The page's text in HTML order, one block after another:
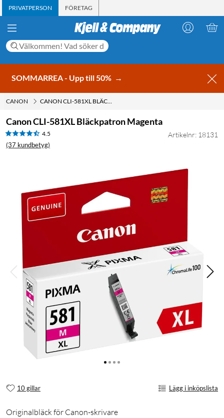
PRIVATPERSON FÖRETAG
SOMMARREA - Upp till 50% →
CANON CANON CLI-581XL BLÄCKPATRON MAGENTA
Canon CLI-581XL Bläckpatron Magenta
4.5
(37 kundbetyg)
Artikelnr: 18131
10 gillar Lägg i inköpslista
Originalbläck för Canon-skrivare